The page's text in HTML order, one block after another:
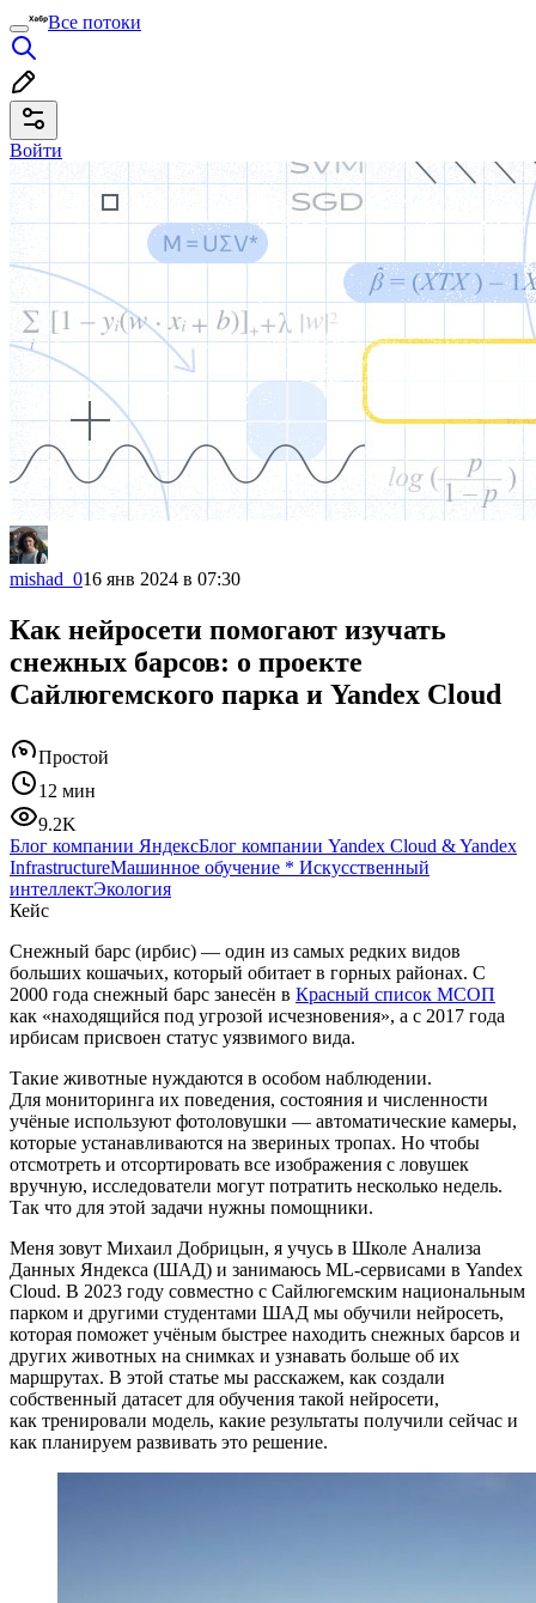
Все потоки
Войти
mishad_016 янв 2024 в 07:30
Как нейросети помогают изучать
снежных барсов: о проекте
Сайлюгемского парка и Yandex Cloud
Простой
12 мин
9.2K
Блог компании ЯндексБлог компании Yandex Cloud & Yandex
InfrastructureМашинное обучение * Искусственный
интеллектЭкология
Кейс
Снежный барс (ирбис) — один из самых редких видов
больших кошачьих, который обитает в горных районах. С
2000 года снежный барс занесён в Красный список МСОП
как «находящийся под угрозой исчезновения», а с 2017 года
ирбисам присвоен статус уязвимого вида.
Такие животные нуждаются в особом наблюдении.
Для мониторинга их поведения, состояния и численности
учёные используют фотоловушки — автоматические камеры,
которые устанавливаются на звериных тропах. Но чтобы
отсмотреть и отсортировать все изображения c ловушек
вручную, исследователи могут потратить несколько недель.
Так что для этой задачи нужны помощники.
Меня зовут Михаил Добрицын, я учусь в Школе Анализа
Данных Яндекса (ШАД) и занимаюсь ML‑сервисами в Yandex
Cloud. В 2023 году совместно с Сайлюгемским национальным
парком и другими студентами ШАД мы обучили нейросеть,
которая поможет учёным быстрее находить снежных барсов и
других животных на снимках и узнавать больше об их
маршрутах. В этой статье мы расскажем, как создали
собственный датасет для обучения такой нейросети,
как тренировали модель, какие результаты получили сейчас и
как планируем развивать это решение.